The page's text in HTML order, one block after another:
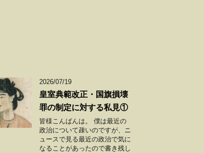
2026/07/19
皇室典範改正・国旗損壊
罪の制定に対する私見①
皆様こんばんは。 僕は最近の
政治について疎いのですが、ニ
ュースで見る最近の政治で気に
なることがあったので書き残し